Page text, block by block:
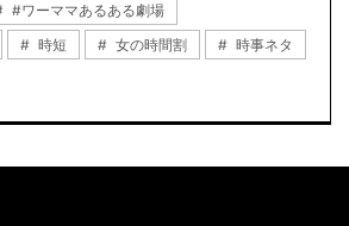
#ワーママあるある劇場
時短 女の時間割
時事ネタ